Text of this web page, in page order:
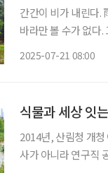
간간이 비가 내린다.
바라만 볼 수가 없다. 고요한 숲을 떠올린다
2025-07-21 08:00
식물과 세상 잇
2014년, 산림청 개
사가 아니라 연구직